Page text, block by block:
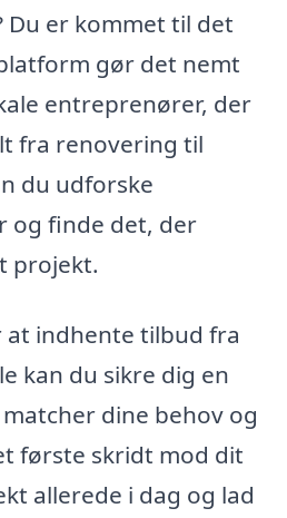
Du er kommet til det
gør det nemt
entreprenører, der
fra renovering til
du udforske
og finde det, der
projekt.
indhente tilbud fra
kan du sikre dig en
dine behov og
første skridt mod dit
allerede i dag og lad